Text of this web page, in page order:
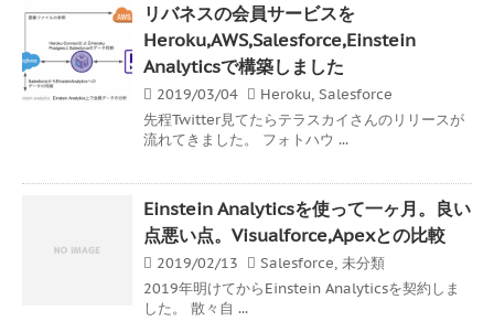
リバネスの会員サービスを
Heroku,AWS,Salesforce,Einstein
Analyticsで構築しました
2019/03/04 Heroku, Salesforce
先程Twitter見てたらテラスカイさんのリリースが
流れてきました。 フォトハウ ...
Einstein Analyticsを使って一ヶ月。良い
点悪い点。Visualforce,Apexとの比較
2019/02/13 Salesforce, 未分類
2019年明けてからEinstein Analyticsを契約しま
した。 散々自 ...